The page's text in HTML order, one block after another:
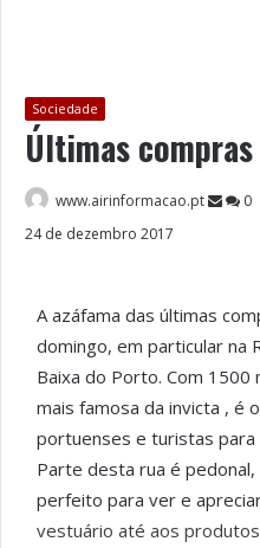
Sociedade
Últimas
www.airinformacao.pt 0
24 de dezembro 2017
A azáfama das últimas
domingo, em particular na
Baixa do Porto. Com
mais famosa da invicta , é
portuenses e turistas para
Parte desta rua é
perfeito para ver e
vestuário até aos